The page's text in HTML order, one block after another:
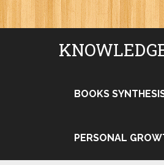
BOOKS
PERSONAL